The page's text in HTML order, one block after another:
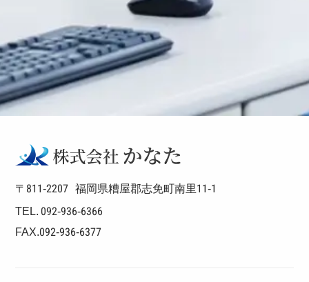
〒811-2207
福岡県糟屋郡志免町南里11-1
TEL. 092-936-6366
FAX.092-936-6377